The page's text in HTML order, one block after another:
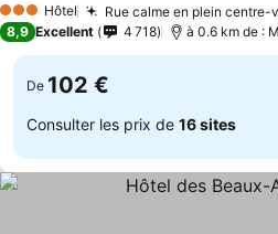
3 ÉtoilesHôtel Rue calme en plein centre-
8,9 Excellent 4 718 à 0.6 km de :
De 102 €
Consulter les prix de 16 sites